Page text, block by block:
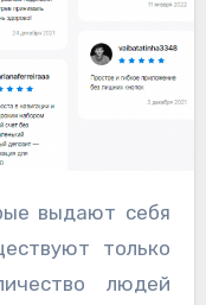
только
людей